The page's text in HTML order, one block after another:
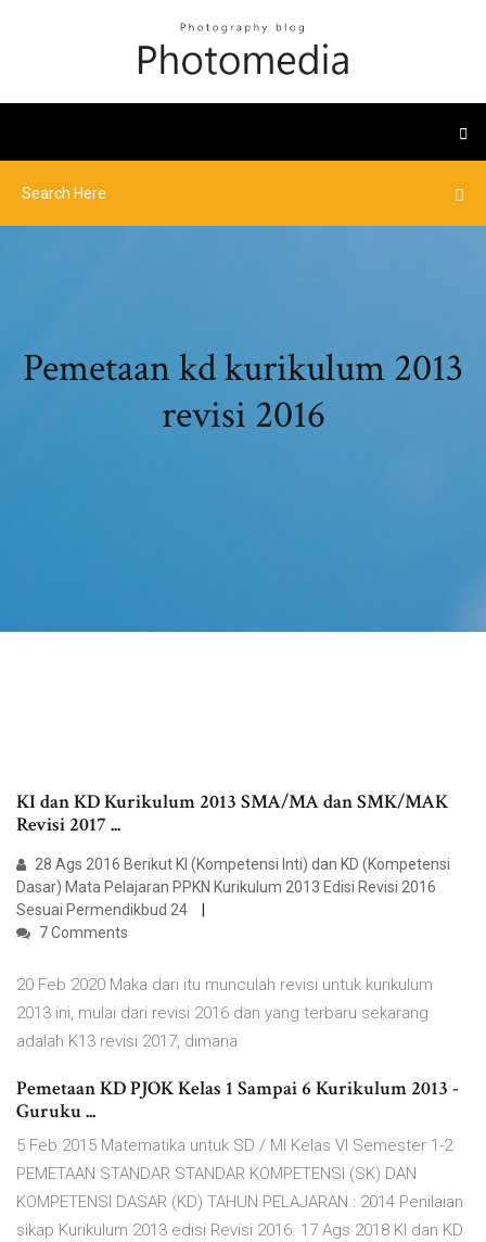
Pemetaan kd kurikulum 2013
revisi 2016
KI dan KD Kurikulum 2013 SMA/MA dan SMK/MAK
Revisi 2017 ...
28 Ags 2016 Berikut KI (Kompetensi Inti) dan KD (Kompetensi
Dasar) Mata Pelajaran PPKN Kurikulum 2013 Edisi Revisi 2016
Sesuai Permendikbud 24
7 Comments
20 Feb 2020 Maka dari itu munculah revisi untuk kurikulum
2013 ini, mulai dari revisi 2016 dan yang terbaru sekarang
adalah K13 revisi 2017, dimana
Pemetaan KD PJOK Kelas 1 Sampai 6 Kurikulum 2013 -
Guruku ...
5 Feb 2015 Matematika untuk SD / MI Kelas VI Semester 1-2
PEMETAAN STANDAR STANDAR KOMPETENSI (SK) DAN
KOMPETENSI DASAR (KD) TAHUN PELAJARAN : 2014 Penilaian
sikap Kurikulum 2013 edisi Revisi 2016. 17 Ags 2018 KI dan KD